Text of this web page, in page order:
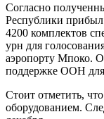
Согласно
Республики прибыл
4200 комплектов
урн для
аэропорту Мпоко.
поддержке ООН для
Стоит отметить,
оборудованием.